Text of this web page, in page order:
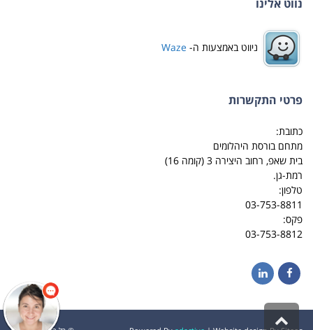
נווט אלינו
ניווט באמצעות ה- Waze
פרטי התקשרות
כתובת:
מתחם בורסת היהלומים
בית שאפ, רחוב היצירה 3 (קומה 16)
רמת-גן.
טלפון:
03-753-8811
פקס:
03-753-8812